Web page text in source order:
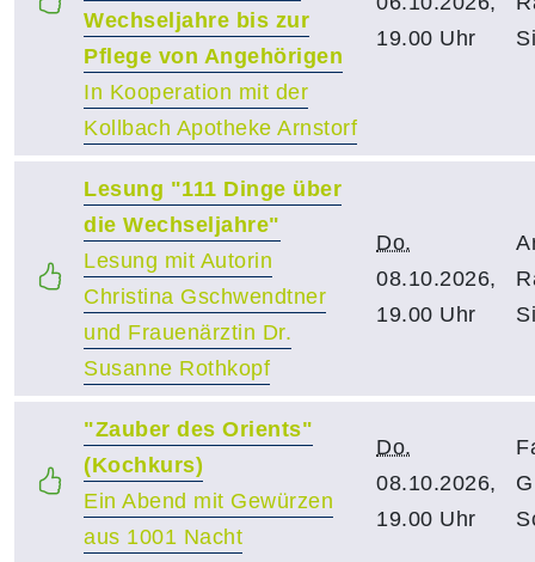
Wechseljahre bis zur
Pflege von Angehörigen
In Kooperation mit der
Kollbach Apotheke Arnstorf
19.00 Uhr
Lesung "111 Dinge über
die Wechseljahre"
Lesung mit Autorin
Christina Gschwendtner
und Frauenärztin Dr.
Susanne Rothkopf
Do.
08.10.2026,
19.00 Uhr
"Zauber des Orients"
(Kochkurs)
Ein Abend mit Gewürzen
aus 1001 Nacht
Do.
08.10.2026,
19.00 Uhr